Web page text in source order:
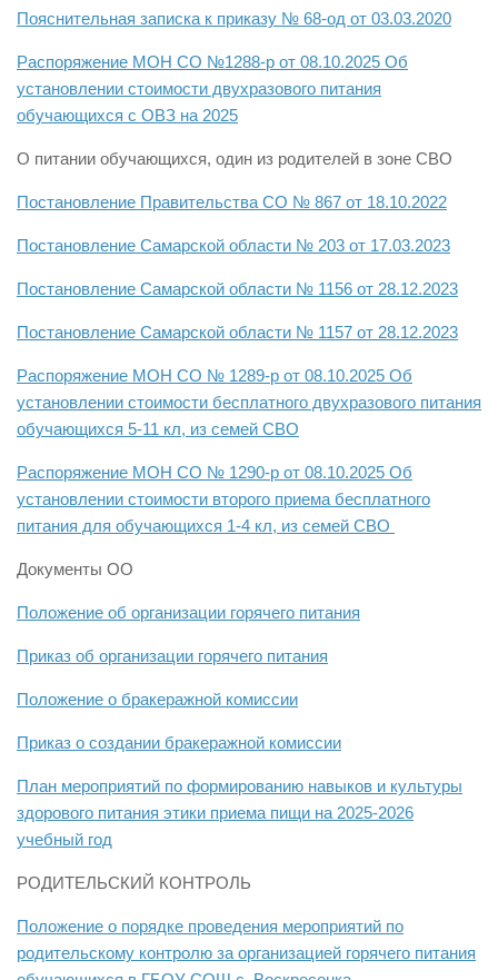
Пояснительная записка к приказу № 68-од от 03.03.2020
Распоряжение МОН СО №1288-р от 08.10.2025 Об
установлении стоимости двухразового питания
обучающихся с ОВЗ на 2025
О питании обучающихся, один из родителей в зоне СВО
Постановление Правительства СО № 867 от 18.10.2022
Постановление Самарской области № 203 от 17.03.2023
Постановление Самарской области № 1156 от 28.12.2023
Постановление Самарской области № 1157 от 28.12.2023
Распоряжение МОН СО № 1289-р от 08.10.2025 Об
установлении стоимости бесплатного двухразового питания
обучающихся 5-11 кл, из семей СВО
Распоряжение МОН СО № 1290-р от 08.10.2025 Об
установлении стоимости второго приема бесплатного
питания для обучающихся 1-4 кл, из семей СВО
Документы ОО
Положение об организации горячего питания
Приказ об организации горячего питания
Положение о бракеражной комиссии
Приказ о создании бракеражной комиссии
План мероприятий по формированию навыков и культуры
здорового питания этики приема пищи на 2025-2026
учебный год
РОДИТЕЛЬСКИЙ КОНТРОЛЬ
Положение о порядке проведения мероприятий по
родительскому контролю за организацией горячего питания